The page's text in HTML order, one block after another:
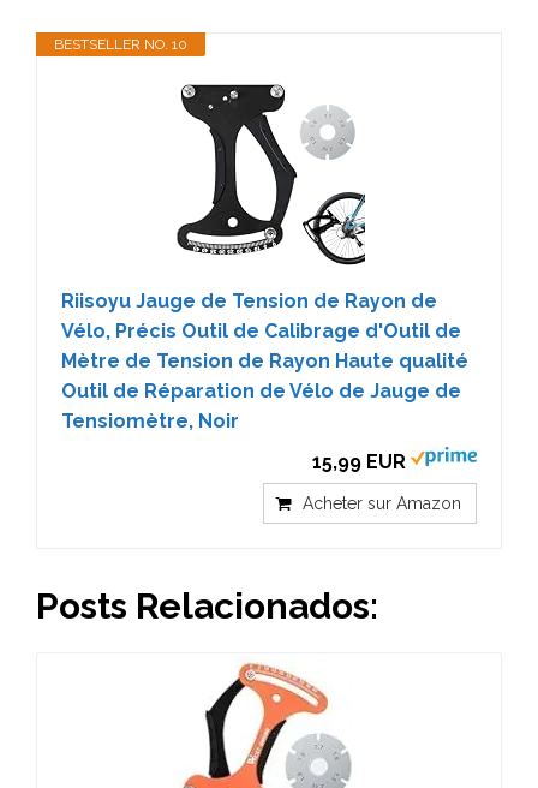
BESTSELLER NO. 10
Riisoyu Jauge de Tension de Rayon de
Vélo, Précis Outil de Calibrage d'Outil de
Mètre de Tension de Rayon Haute qualité
Outil de Réparation de Vélo de Jauge de
Tensiomètre, Noir
15,99 EUR
Acheter sur Amazon
Posts Relacionados: